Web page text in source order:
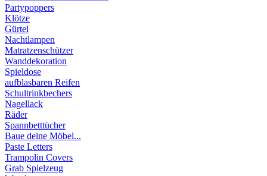
Partypoppers
Klötze
Gürtel
Nachtlampen
Matratzenschützer
Wanddekoration
Spieldose
aufblasbaren Reifen
Schultrinkbechers
Nagellack
Räder
Spannbetttücher
Baue deine Möbel...
Paste Letters
Trampolin Covers
Grab Spielzeug